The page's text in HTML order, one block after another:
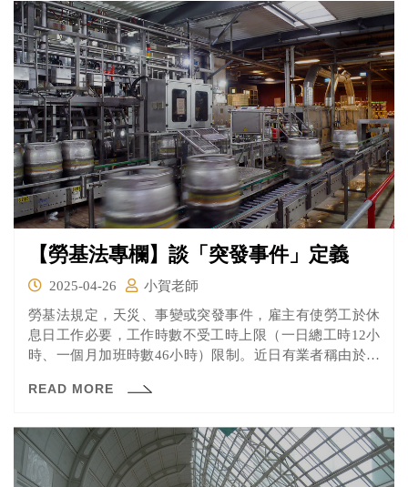
【勞基法專欄】談「突發事件」定義
2025-04-26
小賀老師
勞基法規定，天災、事變或突發事件，雇主有使勞工於休
息日工作必要，工作時數不受工時上限（一日總工時12小
時、一個月加班時數46小時）限制。近日有業者稱由於對
班規定。
READ MORE